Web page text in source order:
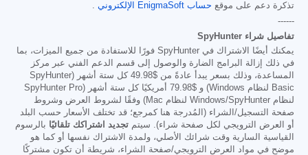
تذكرة دعم على موقع حساب EnigmaSoft الإلكتروني
.
------
تفاصيل شراء SpyHunter
يمكنك أيضًا الاشتراك في SpyHunter فورًا للاستفادة من جميع الميزات، بما
في ذلك إزالة البرامج الضارة والوصول إلى قسم الدعم الفني عبر مركز
المساعدة، وذلك بسعر يبدأ عادةً من $49.98
كل ستة أشهر (SpyHunter
Basic لنظام Windows) و
$79.98
أمريكيًا كل ستة أشهر (SpyHunter Pro
لنظام Windows/SpyHunter لنظام Mac) وفقًا لشروط العرض وشروط
صفحة التسجيل/الشراء (المُدرجة هنا كمرجع؛ قد تختلف الأسعار حسب البلد
أو العرض الترويجي لكل صفحة شراء). سيتم تجديد اشتراكك تلقائيًا بالرسوم
القياسية السارية وقت شرائك الأصلي، ولمدة الاشتراك نفسها أو كما هو
موضح في مواد العرض الترويجي/صفحة الشراء، شريطة أن تكون مشتركًا